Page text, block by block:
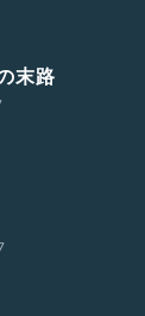
末路